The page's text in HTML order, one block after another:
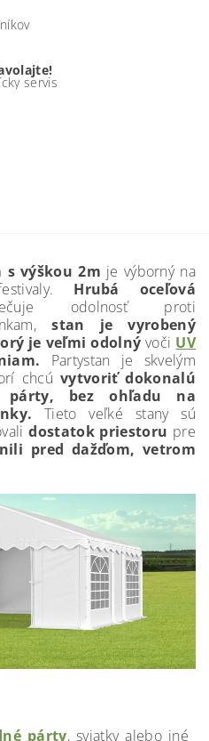
servis
s výškou 2m je výborný na
Hrubá oceľová
odolnosť proti
stan je vyrobený
je veľmi odolný voči UV
Partystan je skvelým
chcú vytvoriť dokonalú
párty, bez ohľadu na
Tieto veľké stany sú
dostatok priestoru pre
pred dažďom, vetrom
párty, sviatky alebo iné